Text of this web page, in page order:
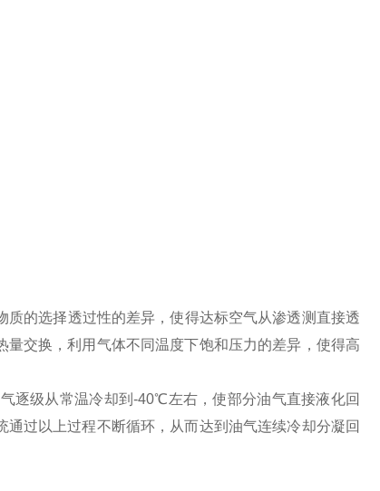
的选择透过性的差异，使得达标空气从渗透测直接透
交换，利用气体不同温度下饱和压力的差异，使得高
逐级从常温冷却到-40℃左右，使部分油气直接液化回
过以上过程不断循环，从而达到油气连续冷却分凝回